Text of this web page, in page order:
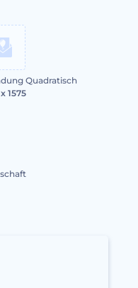
Quadratisch
1575